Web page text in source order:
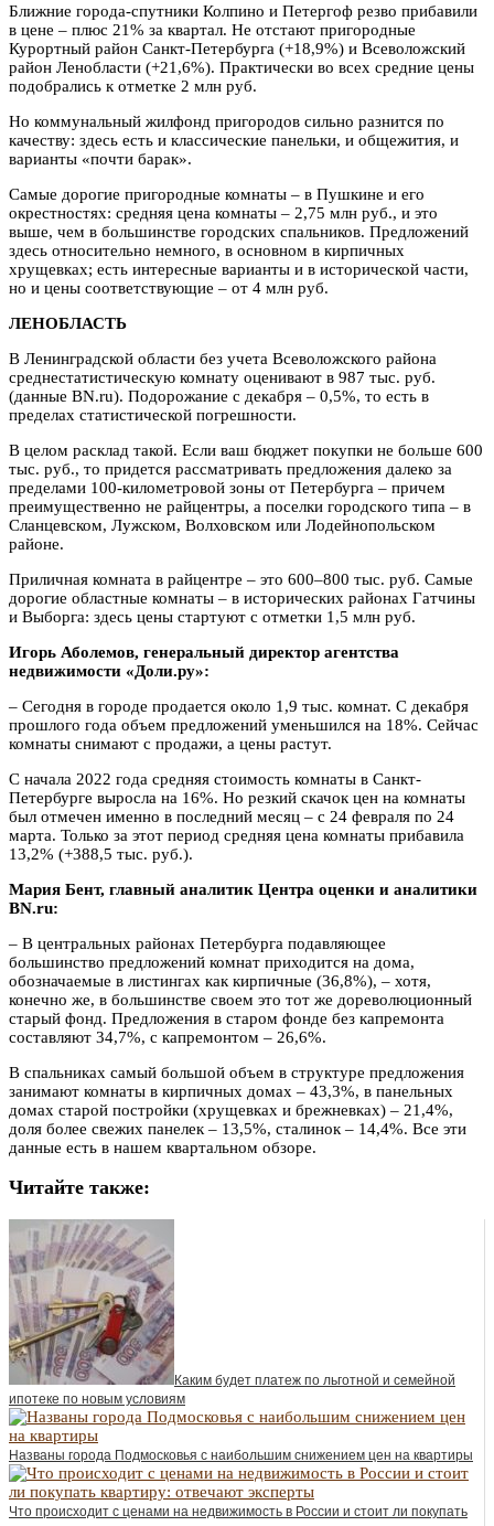
Ближние города-спутники Колпино и Петергоф резво прибавили
в цене – плюс 21% за квартал. Не отстают пригородные
Курортный район Санкт-Петербурга (+18,9%) и Всеволожский
район Ленобласти (+21,6%). Практически во всех средние цены
подобрались к отметке 2 млн руб.
Но коммунальный жилфонд пригородов сильно разнится по
качеству: здесь есть и классические панельки, и общежития, и
варианты «почти барак».
Самые дорогие пригородные комнаты – в Пушкине и его
окрестностях: средняя цена комнаты – 2,75 млн руб., и это
выше, чем в большинстве городских спальников. Предложений
здесь относительно немного, в основном в кирпичных
хрущевках; есть интересные варианты и в исторической части,
но и цены соответствующие – от 4 млн руб.
ЛЕНОБЛАСТЬ
В Ленинградской области без учета Всеволожского района
среднестатистическую комнату оценивают в 987 тыс. руб.
(данные BN.ru). Подорожание с декабря – 0,5%, то есть в
пределах статистической погрешности.
В целом расклад такой. Если ваш бюджет покупки не больше 600
тыс. руб., то придется рассматривать предложения далеко за
пределами 100-километровой зоны от Петербурга – причем
преимущественно не райцентры, а поселки городского типа – в
Сланцевском, Лужском, Волховском или Лодейнопольском
районе.
Приличная комната в райцентре – это 600–800 тыс. руб. Самые
дорогие областные комнаты – в исторических районах Гатчины
и Выборга: здесь цены стартуют с отметки 1,5 млн руб.
Игорь Аболемов, генеральный директор агентства
недвижимости «Доли.ру»:
– Сегодня в городе продается около 1,9 тыс. комнат. С декабря
прошлого года объем предложений уменьшился на 18%. Сейчас
комнаты снимают с продажи, а цены растут.
С начала 2022 года средняя стоимость комнаты в Санкт-
Петербурге выросла на 16%. Но резкий скачок цен на комнаты
был отмечен именно в последний месяц – с 24 февраля по 24
марта. Только за этот период средняя цена комнаты прибавила
13,2% (+388,5 тыс. руб.).
Мария Бент, главный аналитик Центра оценки и аналитики
BN.ru:
– В центральных районах Петербурга подавляющее
большинство предложений комнат приходится на дома,
обозначаемые в листингах как кирпичные (36,8%), – хотя,
конечно же, в большинстве своем это тот же дореволюционный
старый фонд. Предложения в старом фонде без капремонта
составляют 34,7%, с капремонтом – 26,6%.
В спальниках самый большой объем в структуре предложения
занимают комнаты в кирпичных домах – 43,3%, в панельных
домах старой постройки (хрущевках и брежневках) – 21,4%,
доля более свежих панелек – 13,5%, сталинок – 14,4%. Все эти
данные есть в нашем квартальном обзоре.
Читайте также:
Каким будет платеж по льготной и семейной
ипотеке по новым условиям
Названы города Подмосковья с наибольшим снижением цен на квартиры
Что происходит с ценами на недвижимость в России и стоит ли покупать